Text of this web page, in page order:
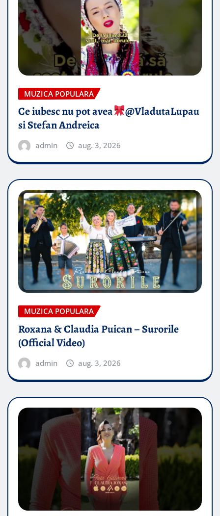
MUZICA POPULARA
Ce iubesc nu pot avea
​@VladutaLupau
si Stefan Andreica
admin aug. 3, 2026
MUZICA POPULARA
Roxana & Claudia Puican – Surorile
(Official Video)
admin aug. 3, 2026